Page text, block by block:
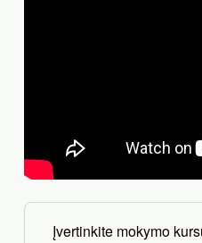
Įvertinkite mokymo